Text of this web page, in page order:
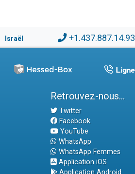
Israël +1.437.887.14.93
Retrouvez-nous...
Twitter
Facebook
YouTube
WhatsApp
WhatsApp Femmes
Application iOS